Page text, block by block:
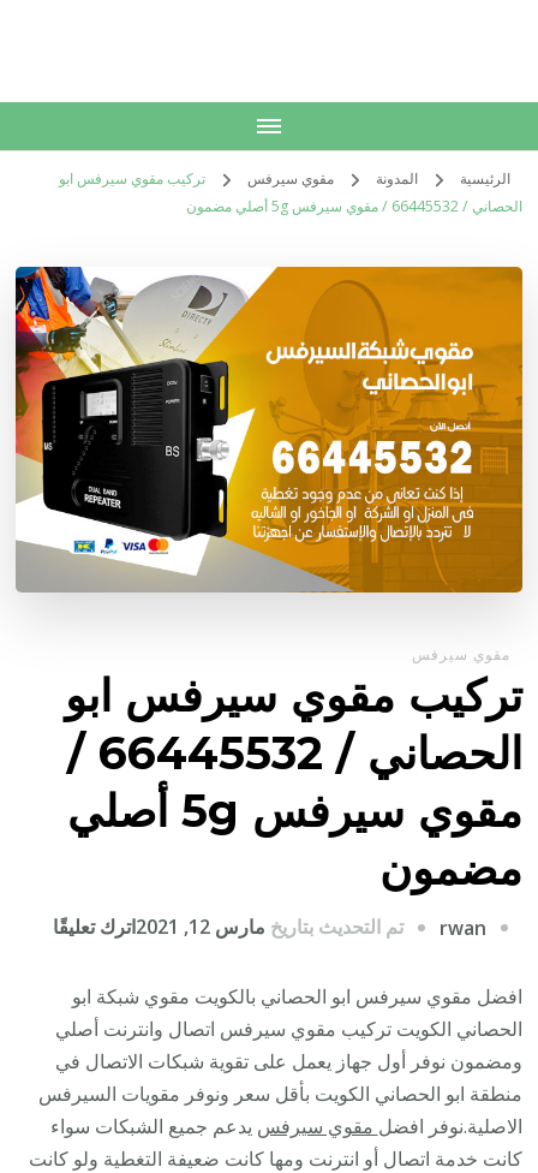
الرئيسية المدونة مقوي سيرفس
تركيب مقوي سيرفس ابو
الحصاني / 66445532 / مقوي سيرفس 5g أصلي مضمون
مقوي سيرفس
تركيب مقوي سيرفس ابو
الحصاني / 66445532 /
مقوي سيرفس 5g أصلي
مضمون
rwan تم التحديث بتاريخ مارس 12, 2021 اترك تعليقًا
/
افضل مقوي سيرفس ابو الحصاني بالكويت مقوي شبكة ابو
الحصاني الكويت تركيب مقوي سيرفس اتصال وانترنت أصلي
ومضمون نوفر أول جهاز يعمل على تقوية شبكات الاتصال في
منطقة ابو الحصاني الكويت بأقل سعر ونوفر مقويات السيرفس
الاصلية.نوفر افضل مقوي سيرفس يدعم جميع الشبكات سواء
كانت خدمة اتصال أو انترنت ومها كانت ضعيفة التغطية ولو كانت